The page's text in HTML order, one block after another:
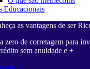
Educacionais
as vantagens de ser
zero de corretagem para
sem anuidade e +
mais